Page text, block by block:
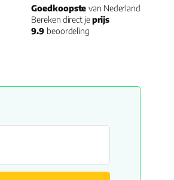
Goedkoopstevan Nederland
Bereken direct jeprijs
9.9 beoordeling